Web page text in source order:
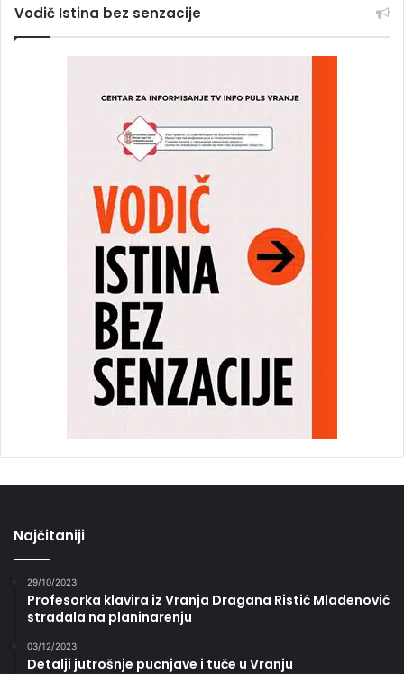
Vodič Istina bez senzacije
Najčitaniji
29/10/2023
Profesorka klavira iz Vranja Dragana Ristić Mladenović
stradala na planinarenju
03/12/2023
Detalji jutrošnje pucnjave i tuče u Vranju